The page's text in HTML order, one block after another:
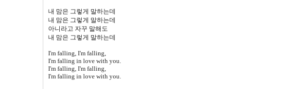
내 맘은 그렇게 말하는데
내 맘은 그렇게 말하는데
아니라고 자꾸 말해도
내 맘은 그렇게 말하는데
I'm falling, I'm falling,
I'm falling in love with you.
I'm falling, I'm falling,
I'm falling in love with you.